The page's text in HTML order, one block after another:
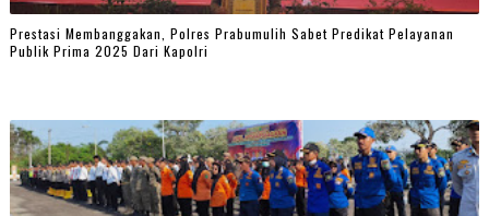
Prestasi Membanggakan, Polres Prabumulih Sabet Predikat Pelayanan
Publik Prima 2025 Dari Kapolri